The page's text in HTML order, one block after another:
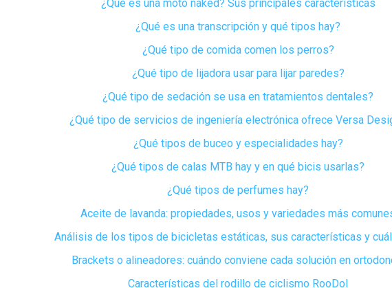
¿Qué es una moto naked? Sus principales características
¿Qué es una transcripción y qué tipos hay?
¿Qué tipo de comida comen los perros?
¿Qué tipo de lijadora usar para lijar paredes?
¿Qué tipo de sedación se usa en tratamientos dentales?
¿Qué tipo de servicios de ingeniería electrónica ofrece Versa
¿Qué tipos de buceo y especialidades hay?
¿Qué tipos de calas MTB hay y en qué bicis usarlas?
¿Qué tipos de perfumes hay?
Aceite de lavanda: propiedades, usos y variedades más
Análisis de los tipos de bicicletas estáticas, sus características y
Brackets o alineadores: cuándo conviene cada solución en
Características del rodillo de ciclismo RooDol